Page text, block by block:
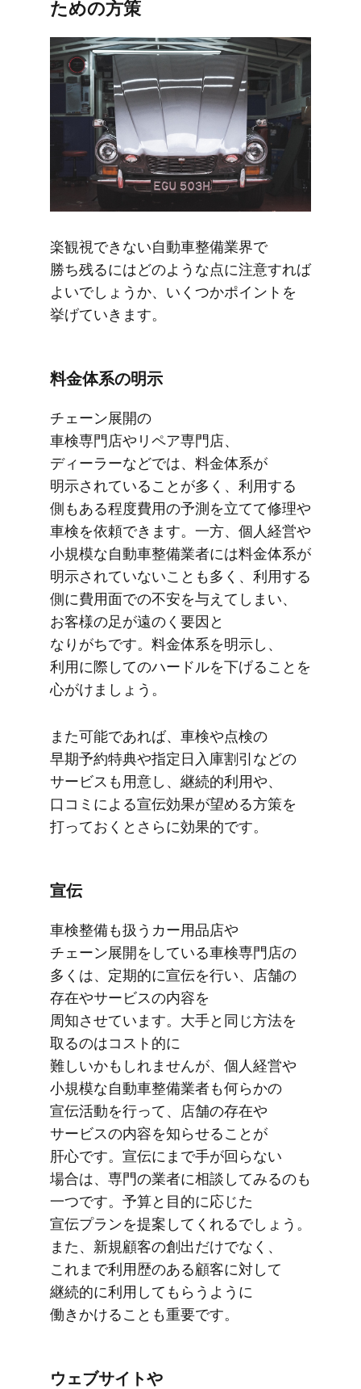
ための​方​策
楽観視できない​自動車整備業界で​
勝ち残るには​どのような​点に​注意すれば​
よいでしょうか、​いく​つか​ポイントを​
挙げていきます。
料金体系の​明示
チェーン展開の​
車検専門店やリペア専門店、​
ディーラーなどでは、​料金体系が​
明示されている​ことが​多く、​利用する​
側も​ある​程度費用の​予測を​立てて​修理や​
車検を​依頼できます。​一方、​個人経営や​
小規模な​自動車整備業者には​料金体系が​
明示されていないことも​多く、​利用する​
側に​費用面での​不安を​与えてしまい、​
お客様の​足が​遠のく​要因と​
なりがちです。​料金体系を​明示し、​
利用に​際しての​ハードルを​下げる​ことを​
心がけましょう。
また​可能で​あれば、​車検や​点検の​
早期予約特典や​指定日入庫割引などの​
サービスも​用意し、​継続的利用や、​
口コミに​よる​宣伝効果が​望める​方​策を​
打っておくと​さらに​効果的です。
宣伝
車検整備も​扱う​カー用品店や​
チェーン展開を​している​車検専門店の​
多くは、​定期的に​宣伝を​行い、​店舗の​
存在や​サービスの​内容を​
周知させています。​大手と​同じ方​法を​
取るのは​コスト的に​
難しいかもしれませんが、​個人経営や​
小規模な​自動車整備業者も​何らかの​
宣伝活動を​行って、​店舗の​存在や​
サービスの​内容を​知らせる​ことが​
肝心です。​宣伝にまで​手が​回らない​
場合は、​専門の​業者に​相談してみるのも​
一つです。​予算と​目的に​応じた​
宣伝プランを​提案してくれるでしょう。​
また、​新規顧客の​創出だけでなく、​
これまで​利用歴の​ある​顧客に​対して​
継続的に​利用して​もらうように​
働きかける​ことも​重要です。
ウェブサイトや​